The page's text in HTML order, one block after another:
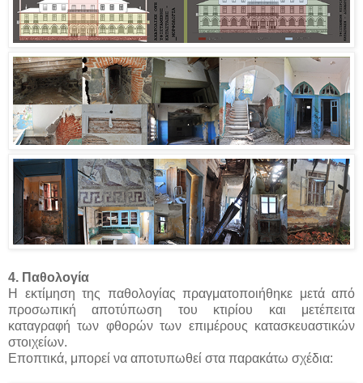
4. Παθολογία
Η εκτίμηση της παθολογίας πραγματοποιήθηκε μετά από
προσωπική αποτύπωση του κτιρίου και μετέπειτα
καταγραφή των φθορών των επιμέρους κατασκευαστικών
στοιχείων.
Εποπτικά, μπορεί να αποτυπωθεί στα παρακάτω σχέδια: